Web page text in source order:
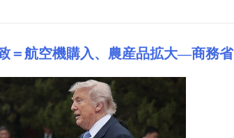
＝航空機購入、農産品拡大―商務省